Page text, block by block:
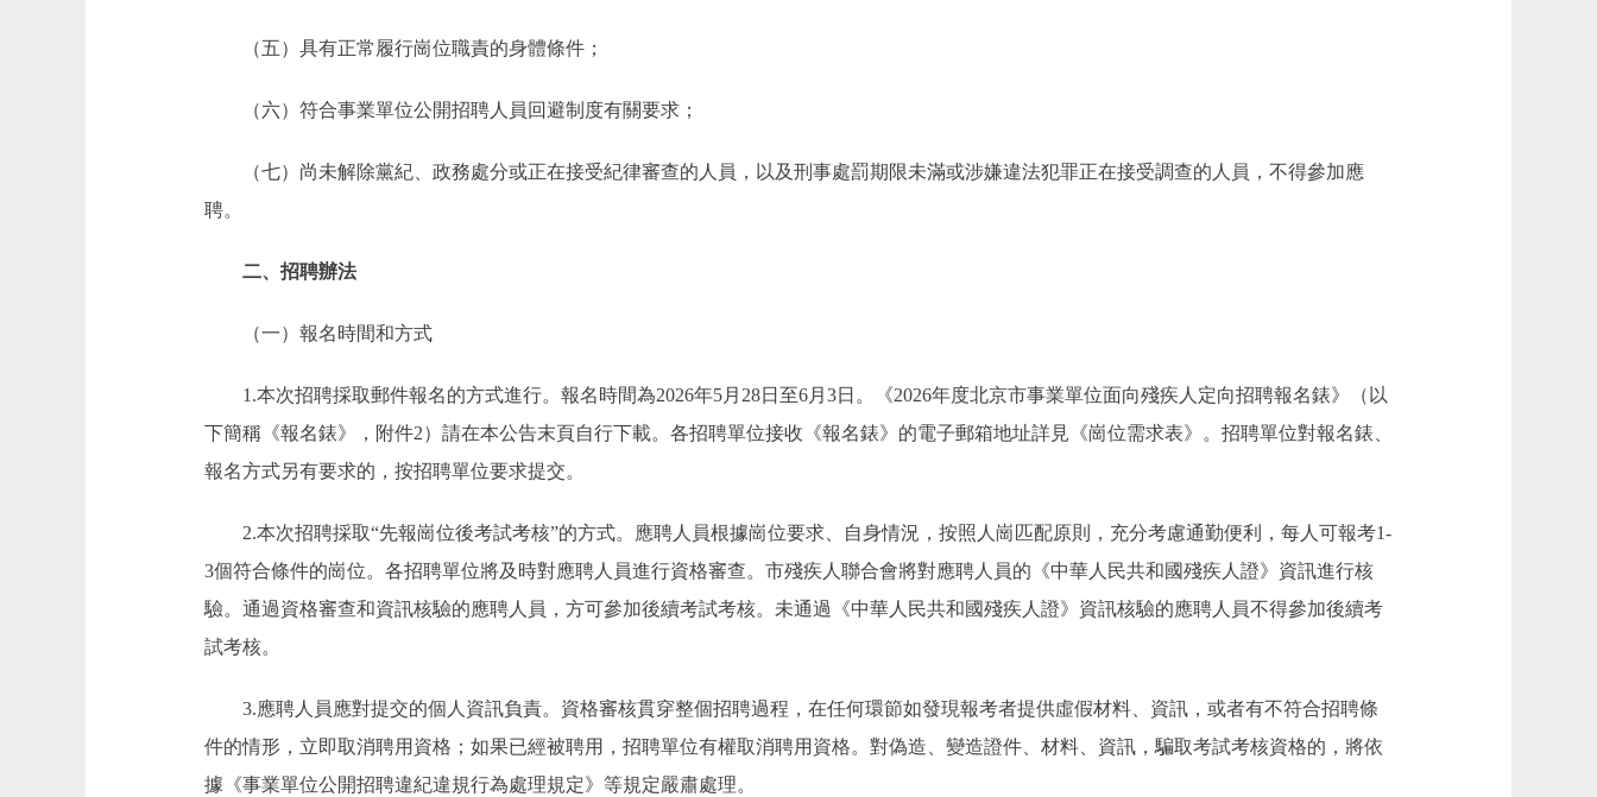
（五）具有正常履行崗位職責的身體條件；
（六）符合事業單位公開招聘人員回避制度有關要求；
（七）尚未解除黨紀、政務處分或正在接受紀律審查的人員，以及刑事處罰期限未滿或涉嫌違法犯罪正在接受調查的人員，不得參加應
聘。
二、招聘辦法
（一）報名時間和方式
1.本次招聘採取郵件報名的方式進行。報名時間為2026年5月28日至6月3日。《2026年度北京市事業單位面向殘疾人定向招聘報名錶》（以
下簡稱《報名錶》，附件2）請在本公告末頁自行下載。各招聘單位接收《報名錶》的電子郵箱地址詳見《崗位需求表》。招聘單位對報名錶、
報名方式另有要求的，按招聘單位要求提交。
2.本次招聘採取“先報崗位後考試考核”的方式。應聘人員根據崗位要求、自身情況，按照人崗匹配原則，充分考慮通勤便利，每人可報考1-
3個符合條件的崗位。各招聘單位將及時對應聘人員進行資格審查。市殘疾人聯合會將對應聘人員的《中華人民共和國殘疾人證》資訊進行核
驗。通過資格審查和資訊核驗的應聘人員，方可參加後續考試考核。未通過《中華人民共和國殘疾人證》資訊核驗的應聘人員不得參加後續考
試考核。
3.應聘人員應對提交的個人資訊負責。資格審核貫穿整個招聘過程，在任何環節如發現報考者提供虛假材料、資訊，或者有不符合招聘條
件的情形，立即取消聘用資格；如果已經被聘用，招聘單位有權取消聘用資格。對偽造、變造證件、材料、資訊，騙取考試考核資格的，將依
據《事業單位公開招聘違紀違規行為處理規定》等規定嚴肅處理。